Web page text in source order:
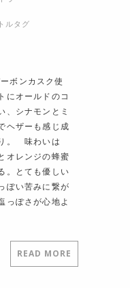
ルタグ
ボンカスク使
にオールドのコ
、シナモンとミ
ヘザーも感じ成
。 味わいは
オレンジの蜂蜜
。とても優しい
ぽい苦みに繋が
っぽさが心地よ
READ MORE